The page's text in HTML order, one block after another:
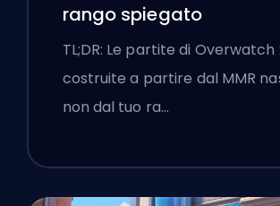
rango spiegato
TL;DR: Le partite di Overwatch
costruite a partire dal MMR
non dal tuo ra…